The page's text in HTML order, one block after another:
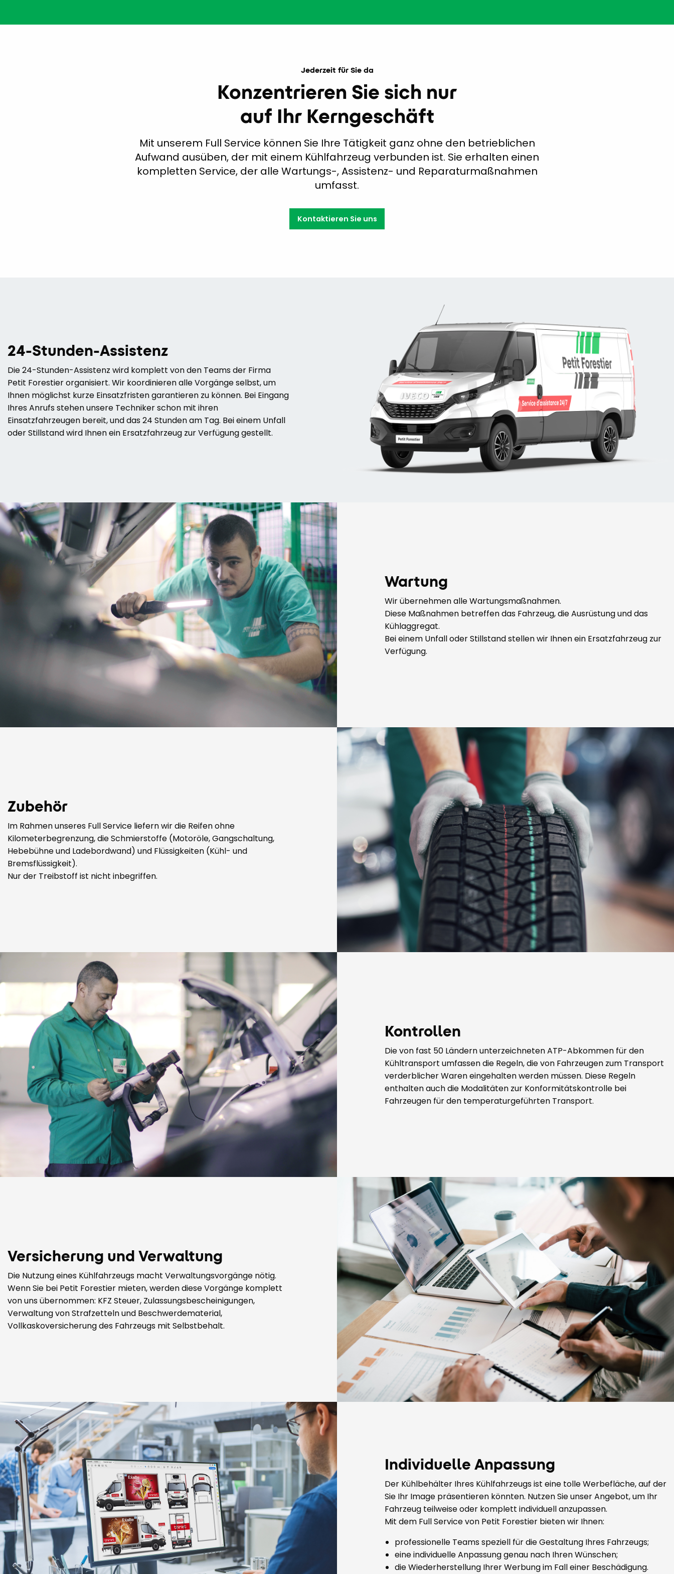
Jederzeit für Sie da
Konzentrieren Sie sich nur
auf Ihr Kerngeschäft
Mit unserem Full Service können Sie Ihre Tätigkeit ganz ohne den betrieblichen
Aufwand ausüben, der mit einem Kühlfahrzeug verbunden ist. Sie erhalten einen
kompletten Service, der alle Wartungs-, Assistenz- und Reparaturmaßnahmen
umfasst.
Kontaktieren Sie uns
24-Stunden-Assistenz
Die 24-Stunden-Assistenz wird komplett von den Teams der Firma
Petit Forestier organisiert. Wir koordinieren alle Vorgänge selbst, um
Ihnen möglichst kurze Einsatzfristen garantieren zu können. Bei Eingang
Ihres Anrufs stehen unsere Techniker schon mit ihren
Einsatzfahrzeugen bereit, und das 24 Stunden am Tag. Bei einem Unfall
oder Stillstand wird Ihnen ein Ersatzfahrzeug zur Verfügung gestellt.
Wartung
Wir übernehmen alle Wartungsmaßnahmen.
Diese Maßnahmen betreffen das Fahrzeug, die Ausrüstung und das
Kühlaggregat.
Bei einem Unfall oder Stillstand stellen wir Ihnen ein Ersatzfahrzeug zur
Verfügung.
Zubehör
Im Rahmen unseres Full Service liefern wir die Reifen ohne
Kilometerbegrenzung, die Schmierstoffe (Motoröle, Gangschaltung,
Hebebühne und Ladebordwand) und Flüssigkeiten (Kühl- und
Bremsflüssigkeit).
Nur der Treibstoff ist nicht inbegriffen.
Kontrollen
Die von fast 50 Ländern unterzeichneten ATP-Abkommen für den
Kühltransport umfassen die Regeln, die von Fahrzeugen zum Transport
verderblicher Waren eingehalten werden müssen. Diese Regeln
enthalten auch die Modalitäten zur Konformitätskontrolle bei
Fahrzeugen für den temperaturgeführten Transport.
Versicherung und Verwaltung
Die Nutzung eines Kühlfahrzeugs macht Verwaltungsvorgänge nötig.
Wenn Sie bei Petit Forestier mieten, werden diese Vorgänge komplett
von uns übernommen: KFZ Steuer, Zulassungsbescheinigungen,
Verwaltung von Strafzetteln und Beschwerdematerial,
Vollkaskoversicherung des Fahrzeugs mit Selbstbehalt.
Individuelle Anpassung
Der Kühlbehälter Ihres Kühlfahrzeugs ist eine tolle Werbefläche, auf der
Sie Ihr Image präsentieren könnten. Nutzen Sie unser Angebot, um Ihr
Fahrzeug teilweise oder komplett individuell anzupassen.
Mit dem Full Service von Petit Forestier bieten wir Ihnen:
professionelle Teams speziell für die Gestaltung Ihres Fahrzeugs;
eine individuelle Anpassung genau nach Ihren Wünschen;
die Wiederherstellung Ihrer Werbung im Fall einer Beschädigung.